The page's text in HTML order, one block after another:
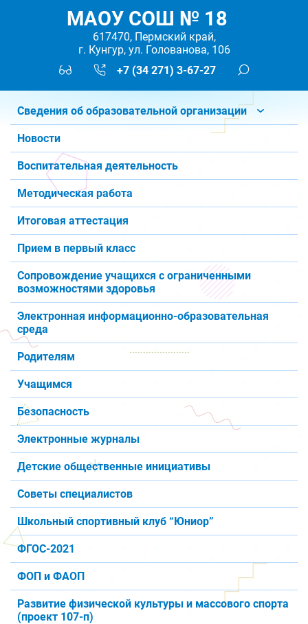
МАОУ СОШ № 18
617470, Пермский край,
г. Кунгур, ул. Голованова, 106
+7 (34 271) 3-67-27
Сведения об образовательной организации
Новости
Воспитательная деятельность
Методическая работа
Итоговая аттестация
Прием в первый класс
Сопровождение учащихся с ограниченными
возможностями здоровья
Электронная информационно-образовательная
среда
Родителям
Учащимся
Безопасность
Электронные журналы
Детские общественные инициативы
Советы специалистов
Школьный спортивный клуб “Юниор”
ФГОС-2021
ФОП и ФАОП
Развитие физической культуры и массового спорта
(проект 107-п)